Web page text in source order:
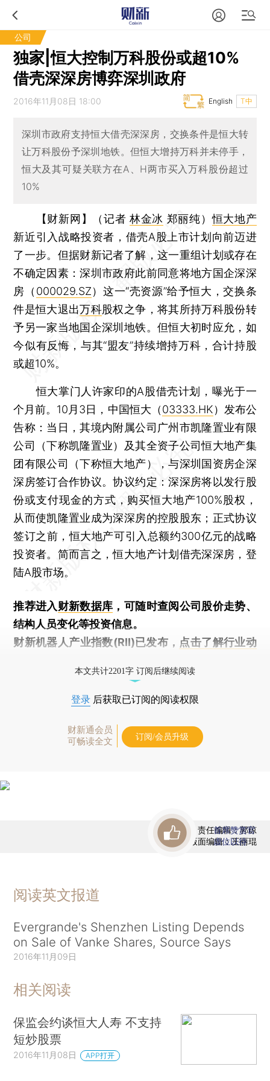
公司
独家|恒大控制万科股份或超10%
借壳深深房博弈深圳政府
2016年11月08日 18:00 T中
English
深圳市政府支持恒大借壳深深房，交换条件是恒大转
让万科股份予深圳地铁。但恒大增持万科并未停手，
恒大及其可疑关联方在A、H两市买入万科股份超过
10%
【财新网】（记者林金冰 郑丽纯）恒大地产
新近引入战略投资者，借壳A股上市计划向前迈进
了一步。但据财新记者了解，这一重组计划或存在
不确定因素：深圳市政府此前同意将地方国企深深
房（ 000029.SZ）这一“壳资源”给予恒大，交换条
件是恒大退出万科股权之争，将其所持万科股份转
予另一家当地国企深圳地铁。但恒大初时应允，如
今似有反悔，与其“盟友”持续增持万科，合计持股
或超10%。
恒大掌门人许家印的A股借壳计划，曝光于一
个月前。10月3日，中国恒大（03333.HK）发布公
告称：当日，其境内附属公司广州市凯隆置业有限
公司（下称凯隆置业）及其全资子公司恒大地产集
团有限公司（下称恒大地产），与深圳国资房企深
深房签订合作协议。协议约定：深深房将以发行股
份或支付现金的方式，购买恒大地产100%股权，
从而使凯隆置业成为深深房的控股股东；正式协议
签订之前，恒大地产可引入总额约300亿元的战略
投资者。简而言之，恒大地产计划借壳深深房，登
陆A股市场。
推荐进入财新数据库 ，可随时查阅公司股价走势、
结构人员变化等投资信息。
财新机器人产业指数(RII)已发布， 点击了解行业动
本文共计2201字 订阅后继续阅读
登录 后获取已订阅的阅读权限
财新通会员
可畅读全文
订阅/会员升级
责任编辑：郭琼
版面编辑：王丽琨
首席赞赏官
虚位以待
阅读英文报道
Evergrande's Shenzhen Listing Depends
on Sale of Vanke Shares, Source Says
2016年11月09日
相关阅读
保监会约谈恒大人寿 不支持
短炒股票
2016年11月08日 APP打开